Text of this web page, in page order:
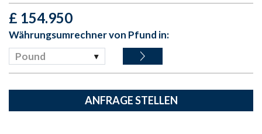
£ 154.950
Währungsumrechner von Pfund in:
Pound
ANFRAGE STELLEN